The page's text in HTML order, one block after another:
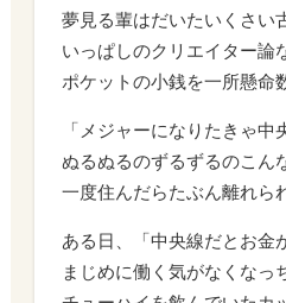
夢見る輩はだいたいくさい
いっぱしのクリエイター論
ポケットの小銭を一所懸命
「メジャーになりたきゃ中
ぬるぬるのずるずるのこん
一度住んだらたぶん離れら
ある日、「中央線だとお金
まじめに働く気がなくなっ